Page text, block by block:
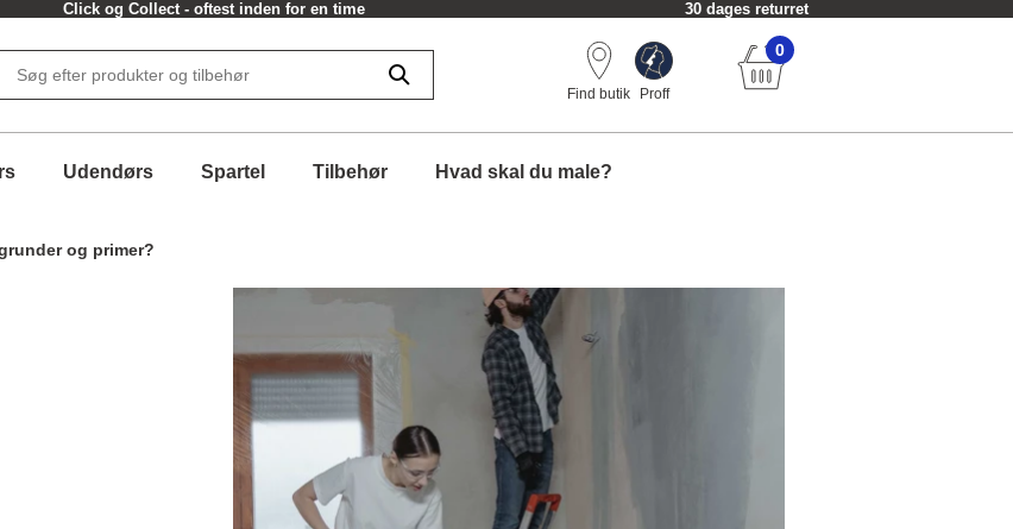
Click og Collect - oftest inden for en time 30 dages returret
Find butik Proff
0
Udendørs Spartel Tilbehør Hvad skal du male?
og primer?